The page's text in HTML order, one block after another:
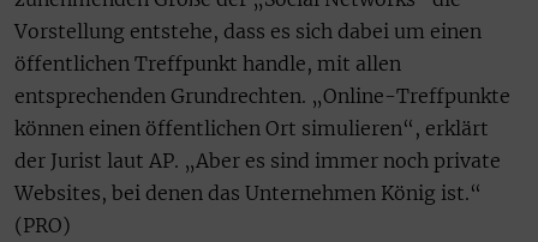
Vorstellung entstehe, dass es sich dabei um einen
öffentlichen Treffpunkt handle, mit allen
entsprechenden Grundrechten. „Online-Treffpunkte
können einen öffentlichen Ort simulieren“, erklärt
der Jurist laut AP. „Aber es sind immer noch private
Websites, bei denen das Unternehmen König ist.“
(PRO)